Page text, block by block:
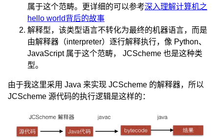
属于这个范畴。更详细的可以参考深入理解计算机之
hello world背后的故事
解释型，该类型语言不转化为最终的机器语言，而是
由解释器（interpreter）逐行解释执行，像 Python、
JavaScript 属于这个范畴， JCScheme 也是这种类
型。
由于我这里采用 Java 来实现 JCScheme 的解释器，所以
JCScheme 源代码的执行逻辑是这样的：